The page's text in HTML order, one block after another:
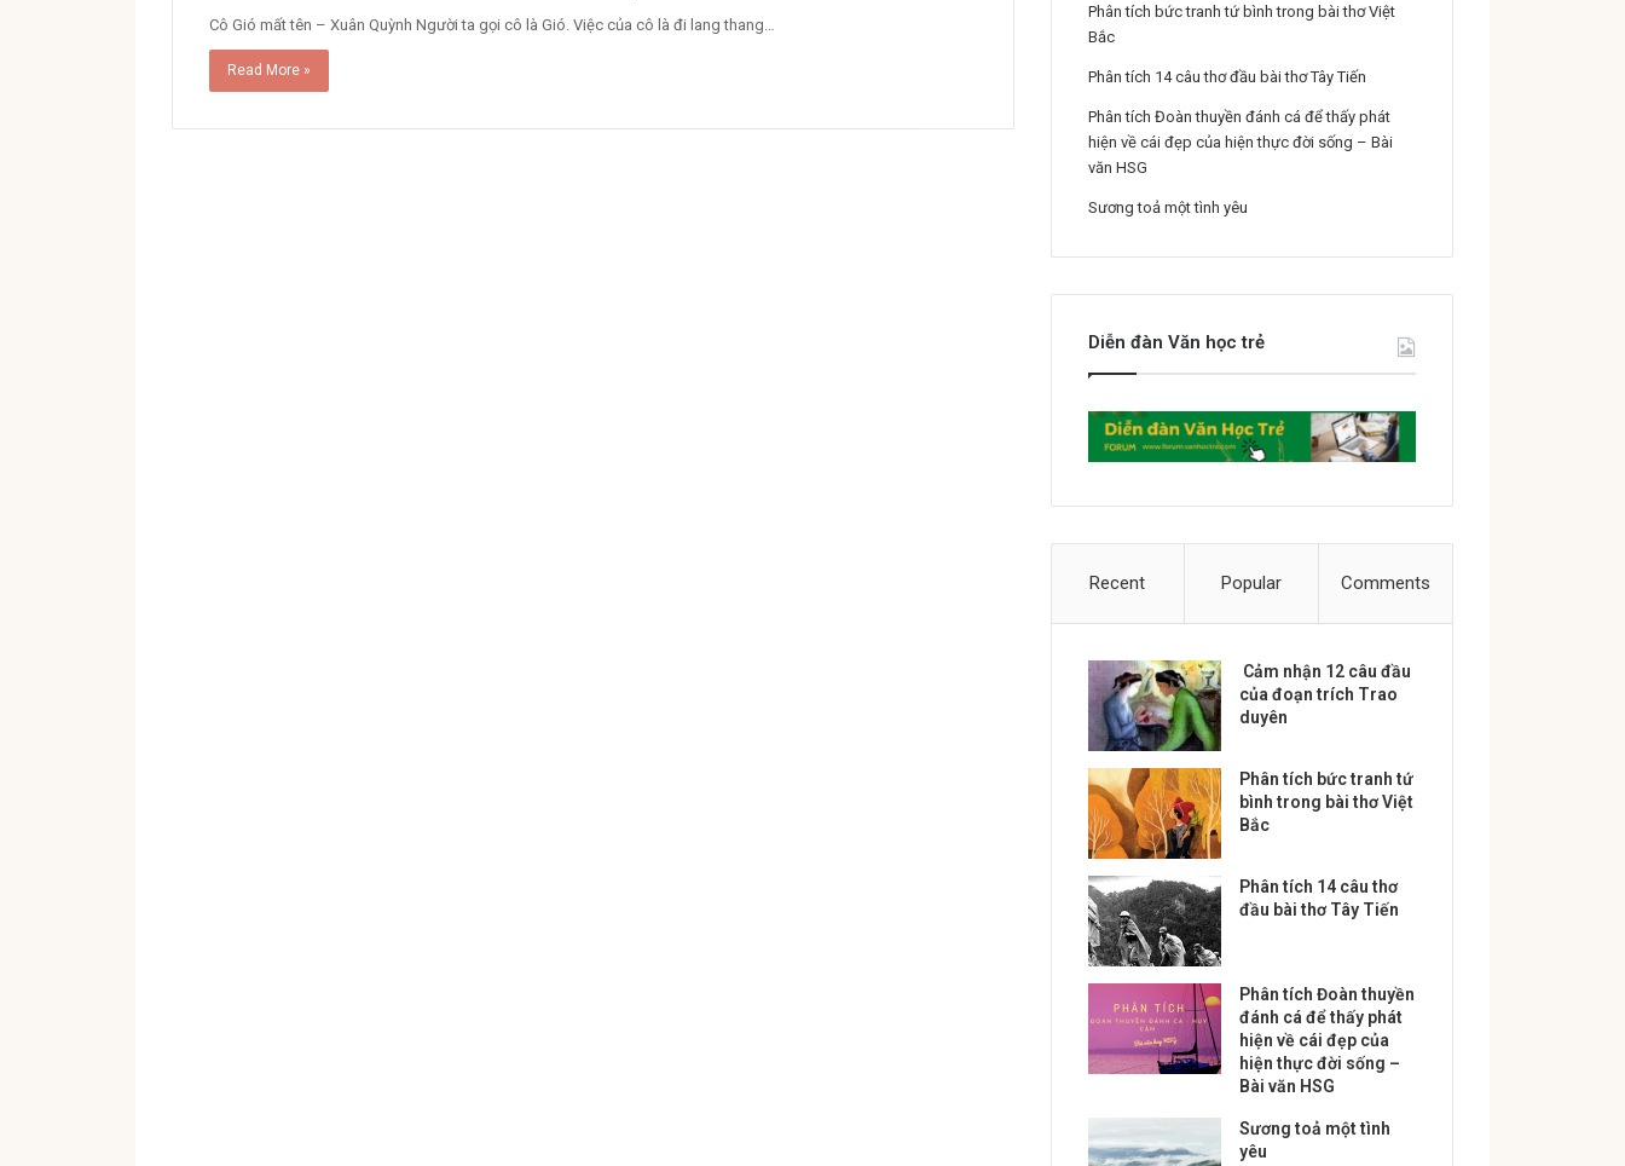
Cô Gió mất tên – Xuân Quỳnh Người ta gọi cô là Gió. Việc của cô là đi lang thang…
Read More »
Phân tích bức tranh tứ bình trong bài thơ Việt
Bắc
Phân tích 14 câu thơ đầu bài thơ Tây Tiến
Phân tích Đoàn thuyền đánh cá để thấy phát
hiện về cái đẹp của hiện thực đời sống – Bài
văn HSG
Sương toả một tình yêu
Diễn đàn Văn học trẻ
Recent Popular Comments
Cảm nhận 12 câu đầu
của đoạn trích Trao
duyên
Phân tích bức tranh tứ
bình trong bài thơ Việt
Bắc
Phân tích 14 câu thơ
đầu bài thơ Tây Tiến
Phân tích Đoàn thuyền
đánh cá để thấy phát
hiện về cái đẹp của
hiện thực đời sống –
Bài văn HSG
Sương toả một tình
yêu